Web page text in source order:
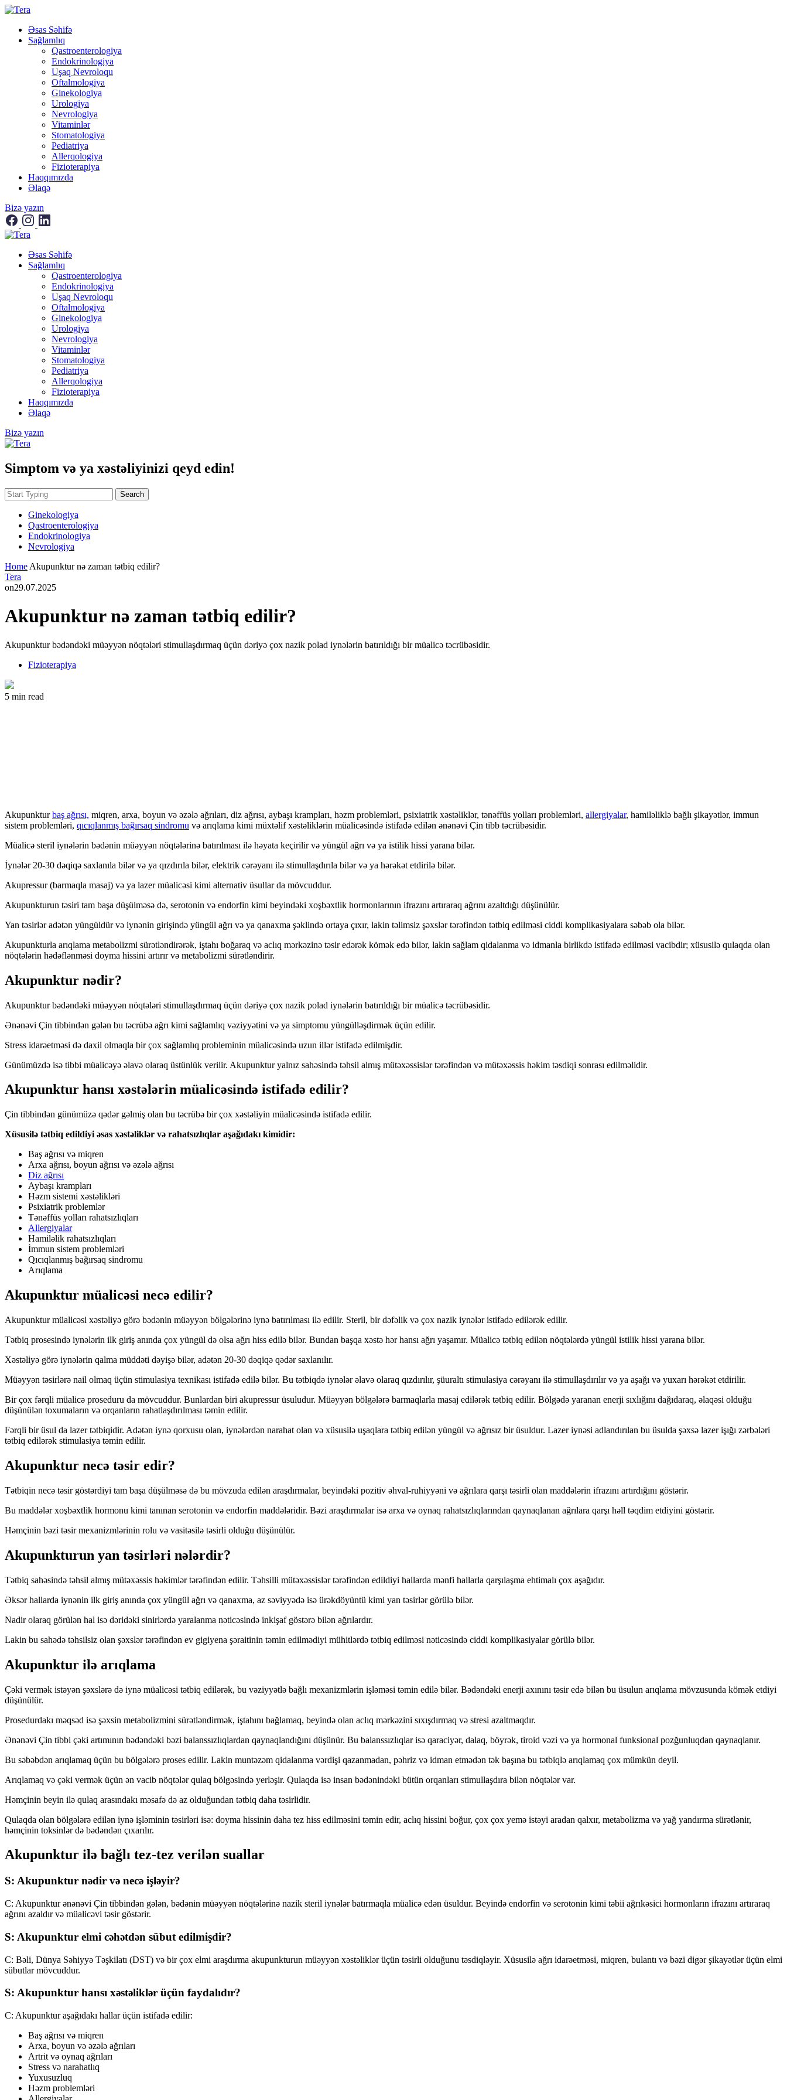
Əsas Səhifə
Sağlamlıq
Qastroenterologiya
Endokrinologiya
Uşaq Nevroloqu
Oftalmologiya
Ginekologiya
Urologiya
Nevrologiya
Vitaminlər
Stomatologiya
Pediatriya
Allerqologiya
Fizioterapiya
Haqqımızda
Əlaqə
Bizə yazın
Əsas Səhifə
Sağlamlıq
Qastroenterologiya
Endokrinologiya
Uşaq Nevroloqu
Oftalmologiya
Ginekologiya
Urologiya
Nevrologiya
Vitaminlər
Stomatologiya
Pediatriya
Allerqologiya
Fizioterapiya
Haqqımızda
Əlaqə
Bizə yazın
Simptom və ya xəstəliyinizi qeyd edin!
Search
Ginekologiya
Qastroenterologiya
Endokrinologiya
Nevrologiya
Home Akupunktur nə zaman tətbiq edilir?
Tera
on29.07.2025
Akupunktur nə zaman tətbiq edilir?
Akupunktur bədəndəki müəyyən nöqtələri stimullaşdırmaq üçün dəriyə çox nazik polad iynələrin batırıldığı bir müalicə təcrübəsidir.
Fizioterapiya
5 min read
Akupunkturbaş ağrısı, miqren, arxa, boyun və əzələ ağrıları, diz ağrısı, aybaşı krampları, həzm problemləri, psixiatrik xəstəliklər, tənəffüs yolları problemləri, allergiyalar, hamiləliklə bağlı şikayətlər, immun
sistem problemləri, qıcıqlanmış bağırsaq sindromu və arıqlama kimi müxtəlif xəstəliklərin müalicəsində istifadə edilən ənənəvi Çin tibb təcrübəsidir.
Müalicə steril iynələrin bədənin müəyyən nöqtələrinə batırılması ilə həyata keçirilir və yüngül ağrı və ya istilik hissi yarana bilər.
İynələr 20-30 dəqiqə saxlanıla bilər və ya qızdırıla bilər, elektrik cərəyanı ilə stimullaşdırıla bilər və ya hərəkət etdirilə bilər.
Akupressur (barmaqla masaj) və ya lazer müalicəsi kimi alternativ üsullar da mövcuddur.
Akupunkturun təsiri tam başa düşülməsə də, serotonin və endorfin kimi beyindəki xoşbəxtlik hormonlarının ifrazını artıraraq ağrını azaltdığı düşünülür.
Yan təsirlər adətən yüngüldür və iynənin girişində yüngül ağrı və ya qanaxma şəklində ortaya çıxır, lakin təlimsiz şəxslər tərəfindən tətbiq edilməsi ciddi komplikasiyalara səbəb ola bilər.
Akupunkturla arıqlama metabolizmi sürətləndirərək, iştahı boğaraq və aclıq mərkəzinə təsir edərək kömək edə bilər, lakin sağlam qidalanma və idmanla birlikdə istifadə edilməsi vacibdir; xüsusilə qulaqda olan
nöqtələrin hədəflənməsi doyma hissini artırır və metabolizmi sürətləndirir.
Akupunktur nədir?
Akupunktur bədəndəki müəyyən nöqtələri stimullaşdırmaq üçün dəriyə çox nazik polad iynələrin batırıldığı bir müalicə təcrübəsidir.
Ənənəvi Çin tibbindən gələn bu təcrübə ağrı kimi sağlamlıq vəziyyətini və ya simptomu yüngülləşdirmək üçün edilir.
Stress idarəetməsi də daxil olmaqla bir çox sağlamlıq probleminin müalicəsində uzun illər istifadə edilmişdir.
Günümüzdə isə tibbi müalicəyə əlavə olaraq üstünlük verilir. Akupunktur yalnız sahəsində təhsil almış mütəxəssislər tərəfindən və mütəxəssis həkim təsdiqi sonrası edilməlidir.
Akupunktur hansı xəstələrin müalicəsində istifadə edilir?
Çin tibbindən günümüzə qədər gəlmiş olan bu təcrübə bir çox xəstəliyin müalicəsində istifadə edilir.
Xüsusilə tətbiq edildiyi əsas xəstəliklər və rahatsızlıqlar aşağıdakı kimidir:
Baş ağrısı və miqren
Arxa ağrısı, boyun ağrısı və əzələ ağrısı
Diz ağrısı
Aybaşı krampları
Həzm sistemi xəstəlikləri
Psixiatrik problemlər
Tənəffüs yolları rahatsızlıqları
Allergiyalar
Hamiləlik rahatsızlıqları
İmmun sistem problemləri
Qıcıqlanmış bağırsaq sindromu
Arıqlama
Akupunktur müalicəsi necə edilir?
Akupunktur müalicəsi xəstəliyə görə bədənin müəyyən bölgələrinə iynə batırılması ilə edilir. Steril, bir dəfəlik və çox nazik iynələr istifadə edilərək edilir.
Tətbiq prosesində iynələrin ilk giriş anında çox yüngül də olsa ağrı hiss edilə bilər. Bundan başqa xəstə hər hansı ağrı yaşamır. Müalicə tətbiq edilən nöqtələrdə yüngül istilik hissi yarana bilər.
Xəstəliyə görə iynələrin qalma müddəti dəyişə bilər, adətən 20-30 dəqiqə qədər saxlanılır.
Müəyyən təsirlərə nail olmaq üçün stimulasiya texnikası istifadə edilə bilər. Bu tətbiqdə iynələr əlavə olaraq qızdırılır, şüuraltı stimulasiya cərəyanı ilə stimullaşdırılır və ya aşağı və yuxarı hərəkət etdirilir.
Bir çox fərqli müalicə proseduru da mövcuddur. Bunlardan biri akupressur üsuludur. Müəyyən bölgələrə barmaqlarla masaj edilərək tətbiq edilir. Bölgədə yaranan enerji sıxlığını dağıdaraq, əlaqəsi olduğu
düşünülən toxumaların və orqanların rahatlaşdırılması təmin edilir.
Fərqli bir üsul da lazer tətbiqidir. Adətən iynə qorxusu olan, iynələrdən narahat olan və xüsusilə uşaqlara tətbiq edilən yüngül və ağrısız bir üsuldur. Lazer iynəsi adlandırılan bu üsulda şəxsə lazer işığı zərbələri
tətbiq edilərək stimulasiya təmin edilir.
Akupunktur necə təsir edir?
Tətbiqin necə təsir göstərdiyi tam başa düşülməsə də bu mövzuda edilən araşdırmalar, beyindəki pozitiv əhval-ruhiyyəni və ağrılara qarşı təsirli olan maddələrin ifrazını artırdığını göstərir.
Bu maddələr xoşbəxtlik hormonu kimi tanınan serotonin və endorfin maddələridir. Bəzi araşdırmalar isə arxa və oynaq rahatsızlıqlarından qaynaqlanan ağrılara qarşı həll təqdim etdiyini göstərir.
Həmçinin bəzi təsir mexanizmlərinin rolu və vasitəsilə təsirli olduğu düşünülür.
Akupunkturun yan təsirləri nələrdir?
Tətbiq sahəsində təhsil almış mütəxəssis həkimlər tərəfindən edilir. Təhsilli mütəxəssislər tərəfindən edildiyi hallarda mənfi hallarla qarşılaşma ehtimalı çox aşağıdır.
Əksər hallarda iynənin ilk giriş anında çox yüngül ağrı və qanaxma, az səviyyədə isə ürəkdöyüntü kimi yan təsirlər görülə bilər.
Nadir olaraq görülən hal isə dəridəki sinirlərdə yaralanma nəticəsində inkişaf göstərə bilən ağrılardır.
Lakin bu sahədə təhsilsiz olan şəxslər tərəfindən ev gigiyena şəraitinin təmin edilmədiyi mühitlərdə tətbiq edilməsi nəticəsində ciddi komplikasiyalar görülə bilər.
Akupunktur ilə arıqlama
Çəki vermək istəyən şəxslərə də iynə müalicəsi tətbiq edilərək, bu vəziyyətlə bağlı mexanizmlərin işləməsi təmin edilə bilər. Bədəndəki enerji axınını təsir edə bilən bu üsulun arıqlama mövzusunda kömək etdiyi
düşünülür.
Prosedurdakı məqsəd isə şəxsin metabolizmini sürətləndirmək, iştahını bağlamaq, beyində olan aclıq mərkəzini sıxışdırmaq və stresi azaltmaqdır.
Ənənəvi Çin tibbi çəki artımının bədəndəki bəzi balanssızlıqlardan qaynaqlandığını düşünür. Bu balanssızlıqlar isə qaraciyər, dalaq, böyrək, tiroid vəzi və ya hormonal funksional pozğunluqdan qaynaqlanır.
Bu səbəbdən arıqlamaq üçün bu bölgələrə proses edilir. Lakin muntəzəm qidalanma vərdişi qazanmadan, pəhriz və idman etmədən tək başına bu tətbiqlə arıqlamaq çox mümkün deyil.
Arıqlamaq və çəki vermək üçün ən vacib nöqtələr qulaq bölgəsində yerləşir. Qulaqda isə insan bədənindəki bütün orqanları stimullaşdıra bilən nöqtələr var.
Həmçinin beyin ilə qulaq arasındakı məsafə də az olduğundan tətbiq daha təsirlidir.
Qulaqda olan bölgələrə edilən iynə işləminin təsirləri isə: doyma hissinin daha tez hiss edilməsini təmin edir, aclıq hissini boğur, çox çox yemə istəyi aradan qalxır, metabolizma və yağ yandırma sürətlənir,
həmçinin toksinlər də bədəndən çıxarılır.
Akupunktur ilə bağlı tez-tez verilən suallar
S: Akupunktur nədir və necə işləyir?
C: Akupunktur ənənəvi Çin tibbindən gələn, bədənin müəyyən nöqtələrinə nazik steril iynələr batırmaqla müalicə edən üsuldur. Beyində endorfin və serotonin kimi təbii ağrıkəsici hormonların ifrazını artıraraq
ağrını azaldır və müalicəvi təsir göstərir.
S: Akupunktur elmi cəhətdən sübut edilmişdir?
C: Bəli, Dünya Səhiyyə Təşkilatı (DST) və bir çox elmi araşdırma akupunkturun müəyyən xəstəliklər üçün təsirli olduğunu təsdiqləyir. Xüsusilə ağrı idarəetməsi, miqren, bulantı və bəzi digər şikayətlər üçün elmi
sübutlar mövcuddur.
S: Akupunktur hansı xəstəliklər üçün faydalıdır?
C: Akupunktur aşağıdakı hallar üçün istifadə edilir:
Baş ağrısı və miqren
Arxa, boyun və əzələ ağrıları
Artrit və oynaq ağrıları
Stress və narahatlıq
Yuxusuzluq
Həzm problemləri